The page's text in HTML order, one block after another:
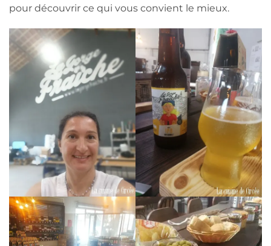
pour découvrir ce qui vous convient le mieux.